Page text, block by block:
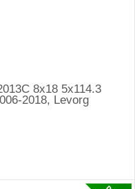
8x18 5x114.3
2018, Levorg